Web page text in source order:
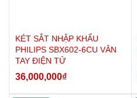
KÉT SẮT NHẬP KHẨU
PHILIPS SBX602-6CU VÂN
TAY ĐIỆN TỬ
36,000,000₫